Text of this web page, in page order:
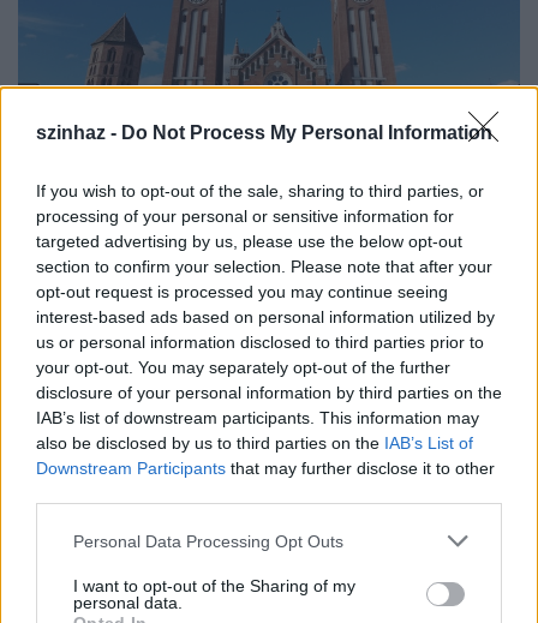
szinhaz - Do Not Process My Personal Information
If you wish to opt-out of the sale, sharing to third parties, or
processing of your personal or sensitive information for
targeted advertising by us, please use the below opt-out
section to confirm your selection. Please note that after your
opt-out request is processed you may continue seeing
interest-based ads based on personal information utilized by
us or personal information disclosed to third parties prior to
your opt-out. You may separately opt-out of the further
disclosure of your personal information by third parties on the
IAB’s list of downstream participants. This information may
also be disclosed by us to third parties on the IAB’s List of
Downstream Participants that may further disclose it to other
Please note that this website/app uses one or more Google
not limited to your visit or usage behaviour. You may click to
grant or deny consent to Google and its third-party tags to
Personal Data Processing Opt Outs
I want to opt-out of the Sharing of my
personal data.
Épül a Dóm téri szabadtéri színpad
mtothorsi•2020. július 16.
Megkezdődött a Szegedi Szabadtéri Játékok Dóm
téri játszóhelyének építése. A fesztivál ikonikus
helyszínének számító téren elsőként ...